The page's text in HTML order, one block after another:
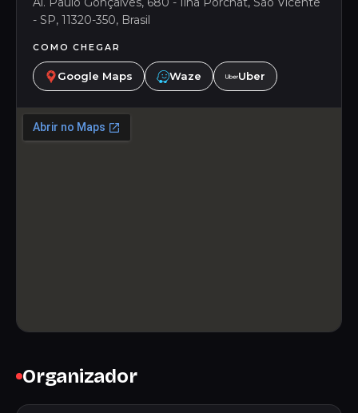
- SP, 11320-350, Brasil
COMO CHEGAR
Google Maps Waze Uber
Organizador